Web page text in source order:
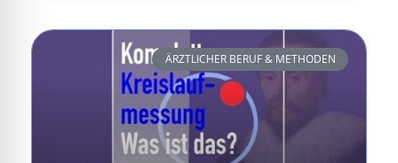
ÄRZTLICHER BERUF & METHODEN